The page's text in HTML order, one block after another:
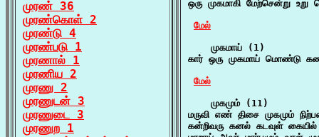
முரண் 36
முரண்கொள் 2
முரண்டு 4
முரண்படு 1
முரணால் 1
முரணிய 2
முரணு 2
முரணுடன் 3
முரணுடை 3
முரணுற 1
ஒரு முகமாகி மேற்சென்று உறு
மேல்
    முகமாய் (1)
கார் ஒரு முகமாய் மொண்டு
மேல்
    முகமும் (11)
மருவி எண் திசை முகமும்
கன்றிவரு கனல் கடவுள்